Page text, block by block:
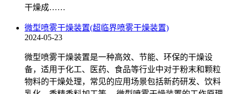
干燥成……
微型喷雾干燥装置(超临界喷雾干燥装置)
2024-05-23
微型喷雾干燥装置是一种高效、节能、环保的干燥设
备，适用于化工、医药、食品等行业中对于粉末和颗粒
物料的干燥处理，常见的应用场景包括新药研发、饮料